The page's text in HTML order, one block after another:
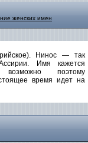
женских имен
Нинос — так
Имя кажется
поэтому
время идет на